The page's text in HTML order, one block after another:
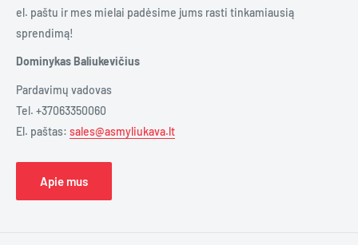
el. paštu ir mes mielai padėsime jums rasti tinkamiausią
sprendimą!
Dominykas Baliukevičius
Pardavimų vadovas
Tel. +37063350060
El. paštas: sales@asmyliukava.lt
Apie mus